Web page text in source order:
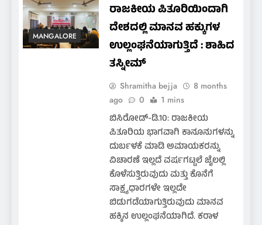
MANGALORE
ರಾಜಕೀಯ ಪಿತೂರಿಯಿಂದಾಗಿ
ದೇಶದಲ್ಲಿ ಮಾನವ ಹಕ್ಕುಗಳ
ಉಲ್ಲಂಘನೆಯಾಗುತ್ತಿದೆ : ಶಾಹಿದ
ತಸ್ನೀಮ್
Shramitha bejja
8 months
ago
0 1 mins
ಬಿಸಿರೋಡ್-ಡಿ.10: ರಾಜಕೀಯ
ಪಿತೂರಿಯ ಭಾಗವಾಗಿ ಕಾನೂನುಗಳನ್ನು
ದುರ್ಬಳಕೆ ಮಾಡಿ ಅಮಾಯಕರನ್ನು
ವಿಚಾರಣೆ ಇಲ್ಲದೆ ವರ್ಷಗಟ್ಟಲೆ ಜೈಲಲ್ಲಿ
ಕೊಳೆಸುತ್ತಿರುವುದು ಮತ್ತು ಕೊನೆಗೆ
ಸಾಕ್ಷ್ಯಧಾರಗಳೇ ಇಲ್ಲದೇ
ಬಿಡುಗಡೆಯಾಗುತ್ತಿರುವುದು ಮಾನವ
ಹಕ್ಕಿನ ಉಲ್ಲಂಘನೆಯಾಗಿದೆ. ಕರಾಳ